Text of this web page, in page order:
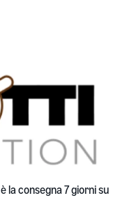
la consegna 7 giorni su